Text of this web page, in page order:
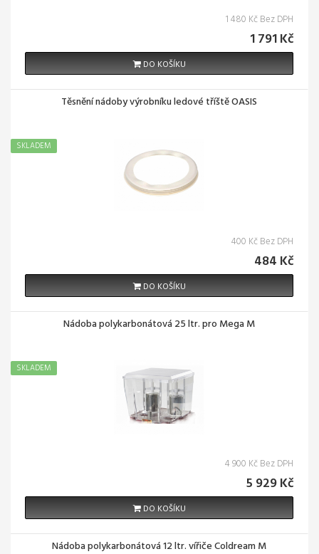
1 480 Kč Bez DPH
1 791 Kč
DO KOŠÍKU
Těsnění nádoby výrobníku ledové tříště OASIS
SKLADEM
400 Kč Bez DPH
484 Kč
DO KOŠÍKU
Nádoba polykarbonátová 25 ltr. pro Mega M
SKLADEM
4 900 Kč Bez DPH
5 929 Kč
DO KOŠÍKU
Nádoba polykarbonátová 12 ltr. vířiče Coldream M